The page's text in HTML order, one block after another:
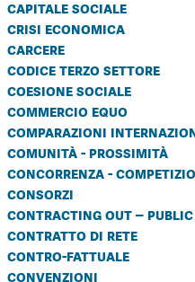
capitale sociale
crisi economica
carcere
codice terzo settore
coesione sociale
commercio equo
comparazioni
comunità - prossimità
concorrenza -
consorzi
contracting out – public
contratto di rete
contro-fattuale
convenzioni